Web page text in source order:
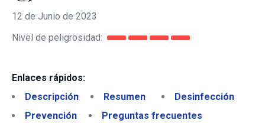
12 de Junio de 2023
Nivel de peligrosidad:
Enlaces rápidos:
Descripción
Resumen
Desinfección
Prevención
Preguntas frecuentes